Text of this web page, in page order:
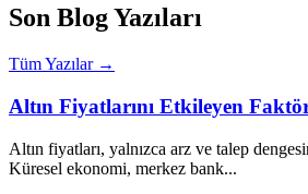
Son Blog Yazıları
Tüm Yazılar →
Altın Fiyatlarını Etkileyen
Altın fiyatları, yalnızca arz ve talep
Küresel ekonomi, merkez bank...